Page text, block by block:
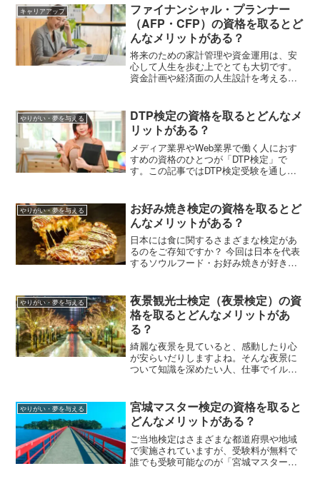
キャリアアップ
ファイナンシャル・プランナー
（AFP・CFP）の資格を取るとど
んなメリットがある？
将来のための家計管理や資金運用は、安
心して人生を歩む上でとても大切です。
資金計画や経済面の人生設計を考えるに
知識や経験を持つ「ファイナンシャル・
プランナー（AFP・CFP）」について、
資格認定までの流れや資格取得のメリッ
トを紹介します。
やりがい・夢を与える
DTP検定の資格を取るとどんなメ
リットがある？
メディア業界やWeb業界で働く人におす
すめの資格のひとつが「DTP検定」で
す。この記事ではDTP検定受験を通して
から就職活動を始める学生さんもチェッ
クしてみてくださいね。
やりがい・夢を与える
お好み焼き検定の資格を取るとど
んなメリットがある？
日本には食に関するさまざまな検定があ
るのをご存知ですか？ 今回は日本を代表
するソウルフード・お好み焼きが好きな
初級・上級の受験料などを解説します。
やりがい・夢を与える
夜景観光士検定（夜景検定）の資
格を取るとどんなメリットがあ
る？
綺麗な夜景を見ていると、感動したり心
が安らいだりしますよね。そんな夜景に
ついて知識を深めたい人、仕事でイルミ
す。夜景観光士検定について、出題範囲
や受験料などを解説します。
やりがい・夢を与える
宮城マスター検定の資格を取ると
どんなメリットがある？
ご当地検定はさまざまな都道府県や地域
で実施されていますが、受験料が無料で
誰でも受験可能なのが「宮城マスター検